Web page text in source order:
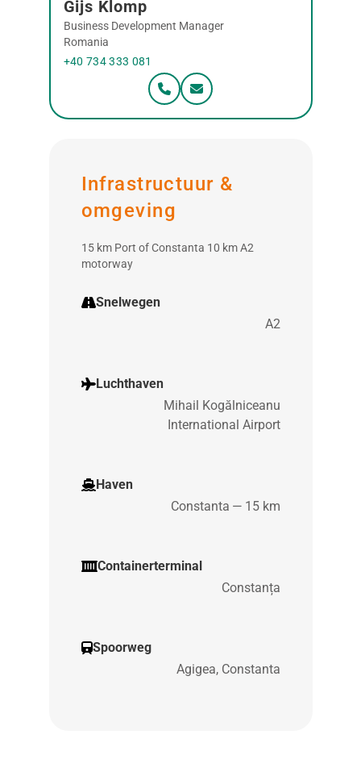
Gijs Klomp
Business Development Manager
Romania
+40 734 333 081
Infrastructuur &
omgeving
15 km Port of Constanta 10 km A2
motorway
Snelwegen
A2
Luchthaven
Mihail Kogălniceanu
International Airport
Haven
Constanta — 15 km
Containerterminal
Constanța
Spoorweg
Agigea, Constanta